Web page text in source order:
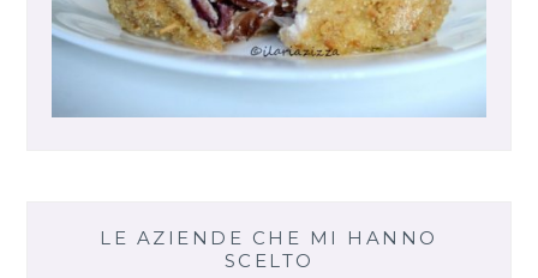
LE AZIENDE CHE MI HANNO
SCELTO